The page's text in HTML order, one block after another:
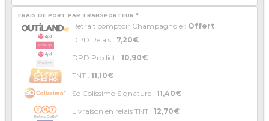
FRAIS DE PORT PAR TRANSPORTEUR *
Retrait comptoir Champagnole : Offert
DPD Relais : 7,20€
DPD Predict : 10,90€
TNT : 11,10€
So Colissimo Signature : 11,40€
Livraison en relais TNT : 12,70€